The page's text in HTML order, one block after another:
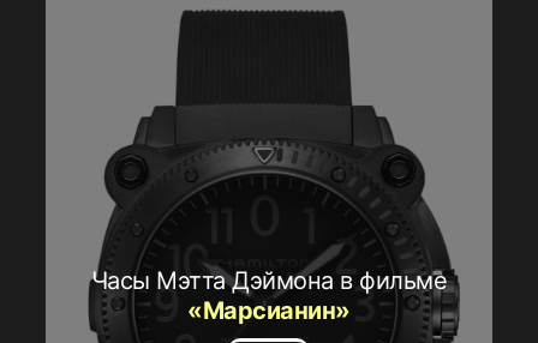
Часы Мэтта Дэймона в фильме
«Марсианин»